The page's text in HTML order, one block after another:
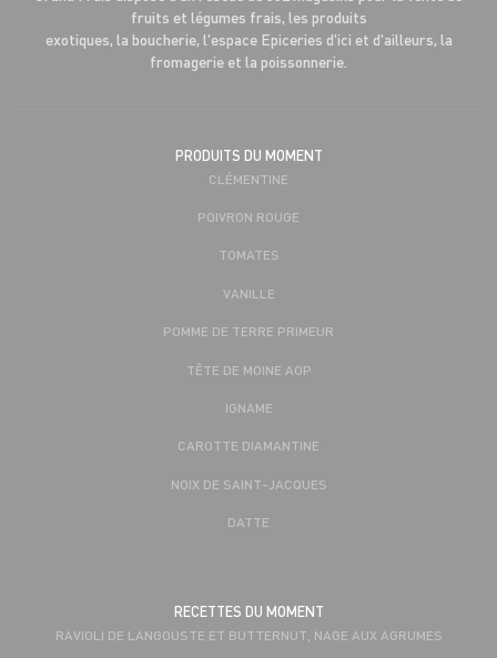
fruits et légumes frais, les produits
exotiques, la boucherie, l'espace Epiceries d'ici et d'ailleurs, la
fromagerie et la poissonnerie.
PRODUITS DU MOMENT
CLÉMENTINE
POIVRON ROUGE
TOMATES
VANILLE
POMME DE TERRE PRIMEUR
TÊTE DE MOINE AOP
IGNAME
CAROTTE DIAMANTINE
NOIX DE SAINT-JACQUES
DATTE
RECETTES DU MOMENT
RAVIOLI DE LANGOUSTE ET BUTTERNUT, NAGE AUX AGRUMES